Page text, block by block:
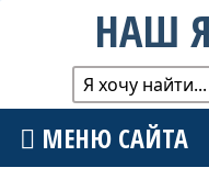
НАШ
МЕНЮ САЙТА